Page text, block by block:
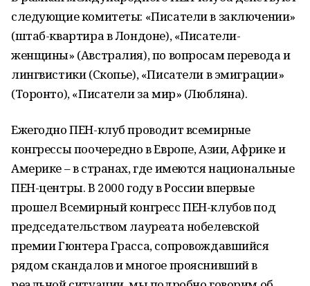
следующие комитеты: «Писатели в заключении»
(штаб-квартира в Лондоне), «Писатели-
женщины» (Австралия), по вопросам перевода и
лингвистики (Скопье), «Писатели в эмиграции»
(Торонто), «Писатели за мир» (Любляна).
Ежегодно ПЕН-клуб проводит всемирные
конгрессы поочередно в Европе, Азии, Африке и
Америке – в странах, где имеются национальные
ПЕН-центры. В 2000 году в России впервые
прошел Всемирный конгресс ПЕН-клубов под
председательством лауреата нобелевской
премии Гюнтера Грасса, сопровождавшийся
рядом скандалов и многое прояснивший в